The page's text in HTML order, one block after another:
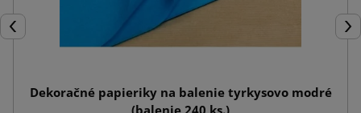
Späť
Dekoračné papieriky na balenie tyrkysovo modré
(balenie 240 ks.)